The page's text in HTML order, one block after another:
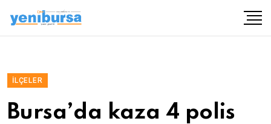
İLÇELER
Bursa’da kaza 4 polis